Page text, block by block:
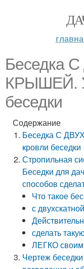
Беседка
КРЫШЕЙ.
беседки
Содержание
Беседка С
кровли беседки
Стропильная
Беседки для
способов
Что такое
с
сделать
ЛЕГКО
Чертеж